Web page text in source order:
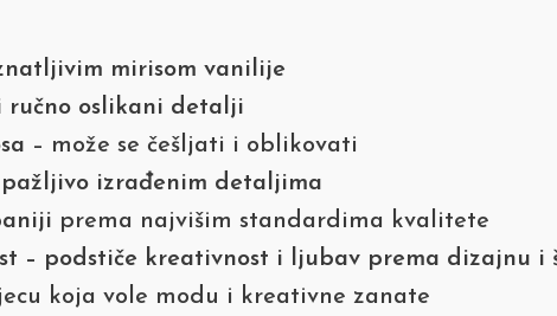
mirisom vanilije
ručno oslikani detalji
– može se češljati i oblikovati
izrađenim detaljima
prema najvišim standardima kvalitete
– podstiče kreativnost i ljubav prema dizajnu i
koja vole modu i kreativne zanate